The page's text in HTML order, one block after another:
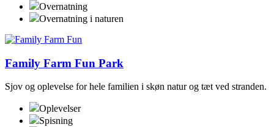
Overnatning
Overnatning i naturen
Family Farm Fun Park
Sjov og oplevelse for hele familien i skøn natur og tæt ved stranden.
Oplevelser
Spisning